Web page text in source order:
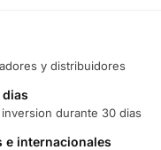
y distribuidores
durante 30 dias
e internacionales